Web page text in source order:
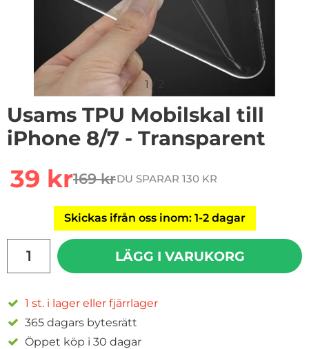
1 /
Usams TPU Mobilskal till
iPhone 8/7 - Transparent
rea pris
39 krtidigare pris
169 krDU SPARAR 130 KR
Skickas ifrån oss inom: 1-2 dagar
LÄGG I VARUKORG
1 st. i lager eller fjärrlager
365 dagars bytesrätt
Öppet köp i 30 dagar